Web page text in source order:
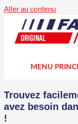
Aller au contenu
MENU
Trouvez
avez besoin
!